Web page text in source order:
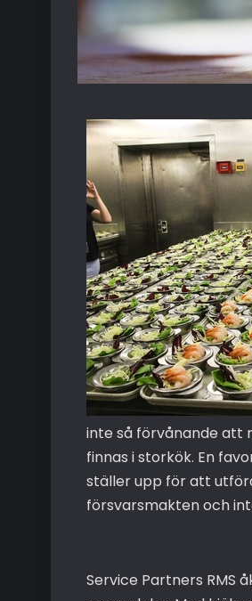
inte så förvånande att
finnas i storkök. En
ställer upp för att
försvarsmakten och
Service Partners RMS